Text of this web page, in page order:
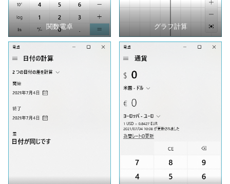
関数電卓 グラフ計算